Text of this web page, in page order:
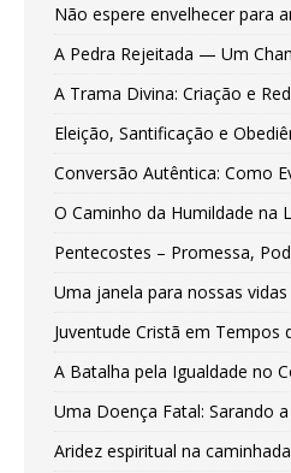
Não espere envelhecer para
A Pedra Rejeitada — Um
A Trama Divina: Criação e
Eleição, Santificação e
Conversão Autêntica: Como
O Caminho da Humildade na
Pentecostes – Promessa,
Uma janela para nossas
Juventude Cristã em Tempos
A Batalha pela Igualdade no
Uma Doença Fatal: Sarando
Aridez espiritual na